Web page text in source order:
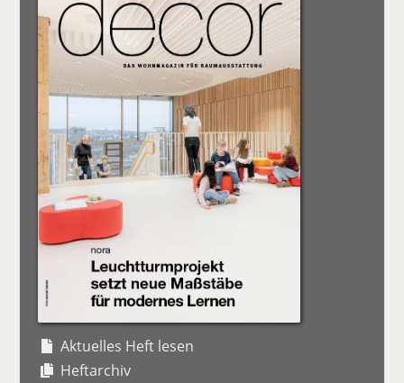
Aktuelles Heft lesen
Heftarchiv